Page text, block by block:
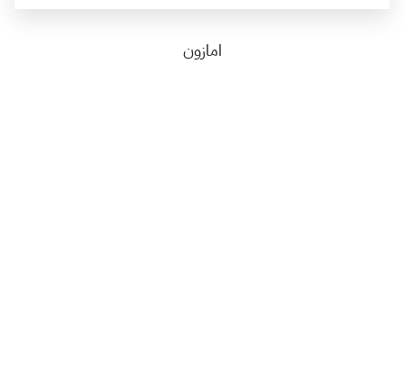
امازون